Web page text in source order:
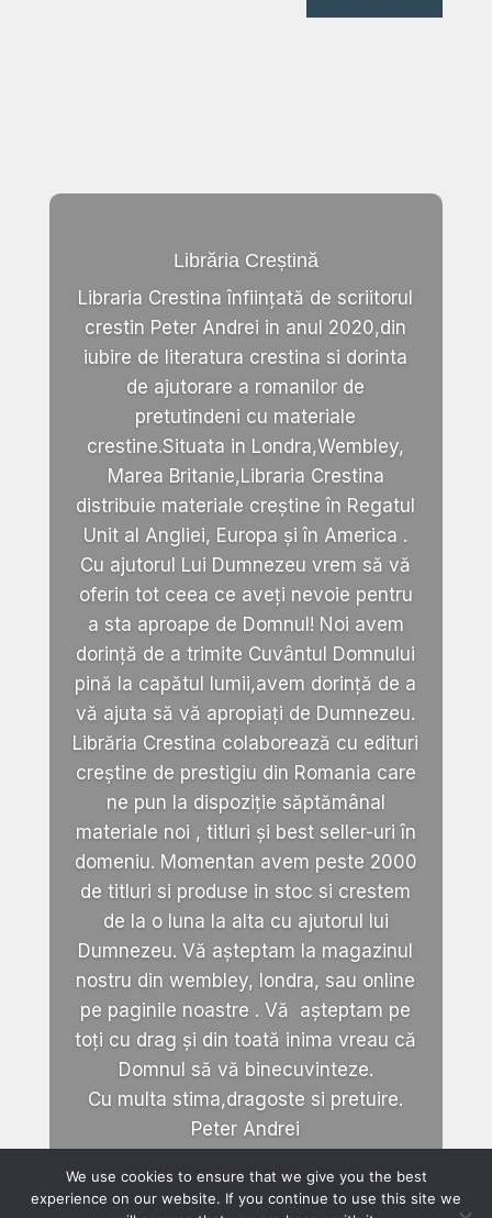
Librăria Creștină
Libraria Crestina înființată de scriitorul
crestin Peter Andrei in anul 2020,din
iubire de literatura crestina si dorinta
de ajutorare a romanilor de
pretutindeni cu materiale
crestine.Situata in Londra,Wembley,
Marea Britanie,Libraria Crestina
distribuie materiale creștine în Regatul
Unit al Angliei, Europa și în America .
Cu ajutorul Lui Dumnezeu vrem să vă
oferin tot ceea ce aveți nevoie pentru
a sta aproape de Domnul! Noi avem
dorință de a trimite Cuvântul Domnului
pină la capătul lumii,avem dorință de a
vă ajuta să vă apropiați de Dumnezeu.
Librăria Crestina colaborează cu edituri
creștine de prestigiu din Romania care
ne pun la dispoziție săptămânal
materiale noi , titluri și best seller-uri în
domeniu. Momentan avem peste 2000
de titluri si produse in stoc si crestem
de la o luna la alta cu ajutorul lui
Dumnezeu. Vă așteptam la magazinul
nostru din wembley, londra, sau online
pe paginile noastre . Vă așteptam pe
toți cu drag și din toată inima vreau că
Domnul să vă binecuvinteze.
Cu multa stima,dragoste si pretuire.
Peter Andrei
We use cookies to ensure that we give you the best
experience on our website. If you continue to use this site we